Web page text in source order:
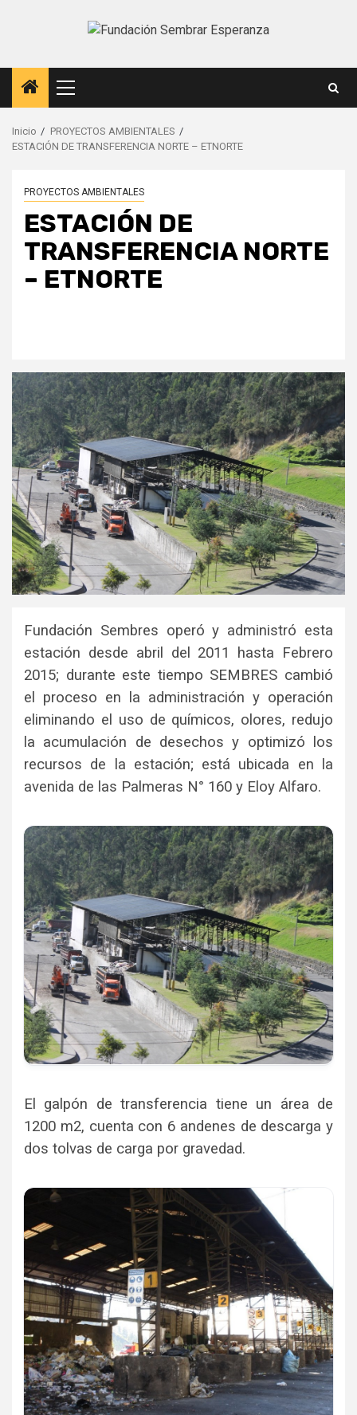
Menú
principal
Inicio
PROYECTOS AMBIENTALES
ESTACIÓN DE TRANSFERENCIA NORTE – ETNORTE
PROYECTOS AMBIENTALES
ESTACIÓN DE
TRANSFERENCIA NORTE
– ETNORTE
Fundación Sembres operó y administró esta
estación desde abril del 2011 hasta Febrero
2015; durante este tiempo SEMBRES cambió
el proceso en la administración y operación
eliminando el uso de químicos, olores, redujo
la acumulación de desechos y optimizó los
recursos de la estación; está ubicada en la
avenida de las Palmeras N° 160 y Eloy Alfaro.
El galpón de transferencia tiene un área de
1200 m2, cuenta con 6 andenes de descarga y
dos tolvas de carga por gravedad.